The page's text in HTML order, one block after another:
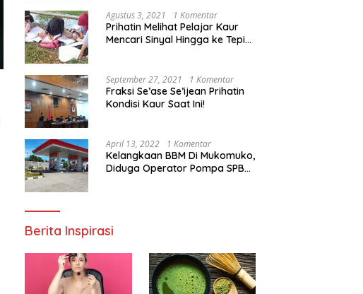
Agustus 3, 2021 1 Komentar
Prihatin Melihat Pelajar Kaur
Mencari Sinyal Hingga ke Tepi
Segera Bertindak
September 27, 2021 1 Komentar
Fraksi Se’ase Se’ijean Prihatin
Kondisi Kaur Saat Ini!
April 13, 2022 1 Komentar
Kelangkaan BBM Di Mukomuko,
Diduga Operator Pompa SPBU
Berita Inspirasi